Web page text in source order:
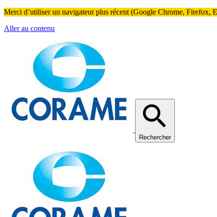
Merci d’utiliser un navigateur plus récent (Google Chrome, Firefox,
Aller au contenu
Rechercher